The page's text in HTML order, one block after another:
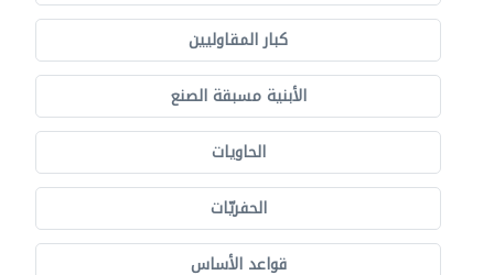
كبار المقاوليين
الأبنية مسبقة الصنع
الحاويات
الحفريّات
قواعد الأساس